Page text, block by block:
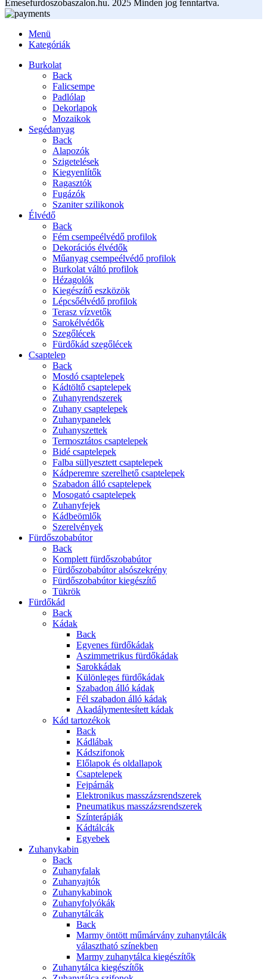
Emesefurdoszobaszalon.hu. 2025 Minden jog fenntartva.
Menü
Kategóriák
Burkolat
Back
Falicsempe
Padlólap
Dekorlapok
Mozaikok
Segédanyag
Back
Alapozók
Szigetelések
Kiegyenlítők
Ragasztók
Fugázók
Szaniter szilikonok
Élvédő
Back
Fém csempeélvédő profilok
Dekorációs élvédők
Műanyag csempeélvédő profilok
Burkolat váltó profilok
Hézagolók
Kiegészítő eszközök
Lépcsőélvédő profilok
Terasz vízvetők
Sarokélvédők
Szegőlécek
Fürdőkád szegőlécek
Csaptelep
Back
Mosdó csaptelepek
Kádtöltő csaptelepek
Zuhanyrendszerek
Zuhany csaptelepek
Zuhanypanelek
Zuhanyszettek
Termosztátos csaptelepek
Bidé csaptelepek
Falba süllyesztett csaptelepek
Kádperemre szerelhető csaptelepek
Szabadon álló csaptelepek
Mosogató csaptelepek
Zuhanyfejek
Kádbeömlők
Szerelvények
Fürdőszobabútor
Back
Komplett fürdőszobabútor
Fürdőszobabútor alsószekrény
Fürdőszobabútor kiegészítő
Tükrök
Fürdőkád
Back
Kádak
Back
Egyenes fürdőkádak
Aszimmetrikus fürdőkádak
Sarokkádak
Különleges fürdőkádak
Szabadon álló kádak
Fél szabadon álló kádak
Akadálymentesített kádak
Kád tartozékok
Back
Kádlábak
Kádszifonok
Előlapok és oldallapok
Csaptelepek
Fejpárnák
Elektronikus masszázsrendszerek
Pneumatikus masszázsrendszerek
Színterápiák
Kádtálcák
Egyebek
Zuhanykabin
Back
Zuhanyfalak
Zuhanyajtók
Zuhanykabinok
Zuhanyfolyókák
Zuhanytálcák
Back
Marmy öntött műmárvány zuhanytálcák
választható színekben
Marmy zuhanytálca kiegészítők
Zuhanytálca kiegészítők